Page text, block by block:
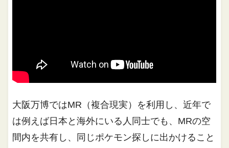
大阪万博ではMR（複合現実）を利用し、近年で
は例えば日本と海外にいる人同士でも、MRの空
間内を共有し、同じポケモン探しに出かけること